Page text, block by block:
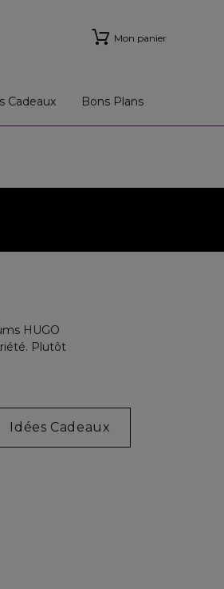
Mon panier
Cadeaux Bons Plans
HUGO
Plutôt
Idées Cadeaux